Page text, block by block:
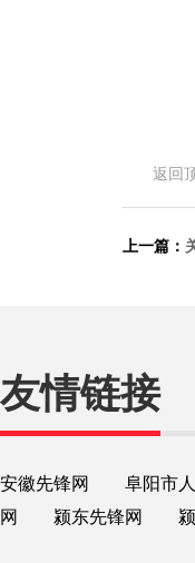
返回
上一篇：
友情链接
安徽先锋网 阜阳市
网
颍东先锋网